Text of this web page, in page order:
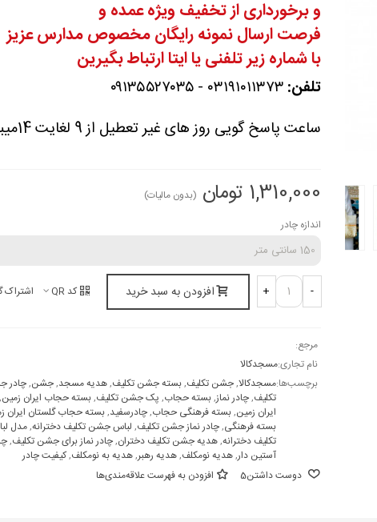
و برخورداری از تخفیف ویژه عمده و
فرصت ارسال نمونه رایگان مخصوص مدارس عزیز
با شماره زیر تلفنی یا ایتا ارتباط بگیرین
تلفن: ۰۳۱۹۱۰۱۱۳۷۳ - ۰۹۱۳۵۵۲۷۰۳۵
ساعت پاسخ گویی روز های غیر تعطیل از 9 لغایت 14میباشد
1,310,000 تومان
(بدون مالیات)
اندازه چادر
-
+ افزودن به سبد خرید کد QR اشتراک
مرجع:
نام تجاری:مسجدکالا
برچسب‌ها:مسجدکالا,جشن تکلیف,بسته جشن تکلیف,هدیه مسجد,جشن,چادر
تکلیف,چادر نماز,بسته حجاب, پک جشن تکلیف,بسته حجاب ایران زمین
ایران زمین,بسته فرهنگی حجاب,چادرسفید,بسته حجاب گلستان ایران
بسته فرهنگی,چادر نماز جشن تکلیف, لباس جشن تکلیف دخترانه,مدل
تکلیف دخترانه,هدیه جشن تکلیف دختران,چادر نماز برای جشن تکلیف,
آستین دار,هدیه نومکلف,هدیه رهبر,هدیه به نومکلف,کیفیت چادر
دوست داشتن5 افزودن به فهرست علاقه‌مندی‌ها